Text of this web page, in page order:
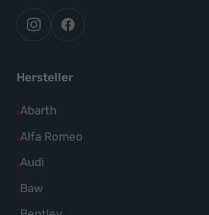
autoflex
auf
autoflex24
auf
Hersteller
Abarth
Alle
Fahrzeuge
Abarth
anzeigen
Alfa Romeo
Alle
Fahrzeuge
Alfa
Audi
Alle
Fahrzeuge
Baw
Alle
Fahrzeuge